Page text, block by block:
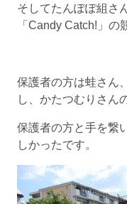
そしてたんぽぽ組さ
「Candy Catch!」の
保護者の方は蛙さん
し、かたつむりさん
保護者の方と手を繋
しかったです。